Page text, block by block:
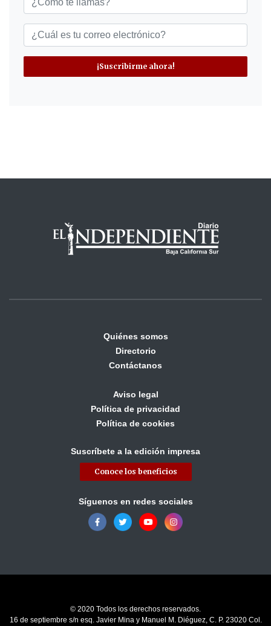
¡Suscribirme ahora!
Quiénes somos
Directorio
Contáctanos
Aviso legal
Política de privacidad
Política de cookies
Suscríbete a la edición impresa
Conoce los beneficios
Síguenos en redes sociales
© 2020 Todos los derechos reservados.
16 de septiembre s/n esq. Javier Mina y Manuel M. Diéguez, C. P. 23020 Col.